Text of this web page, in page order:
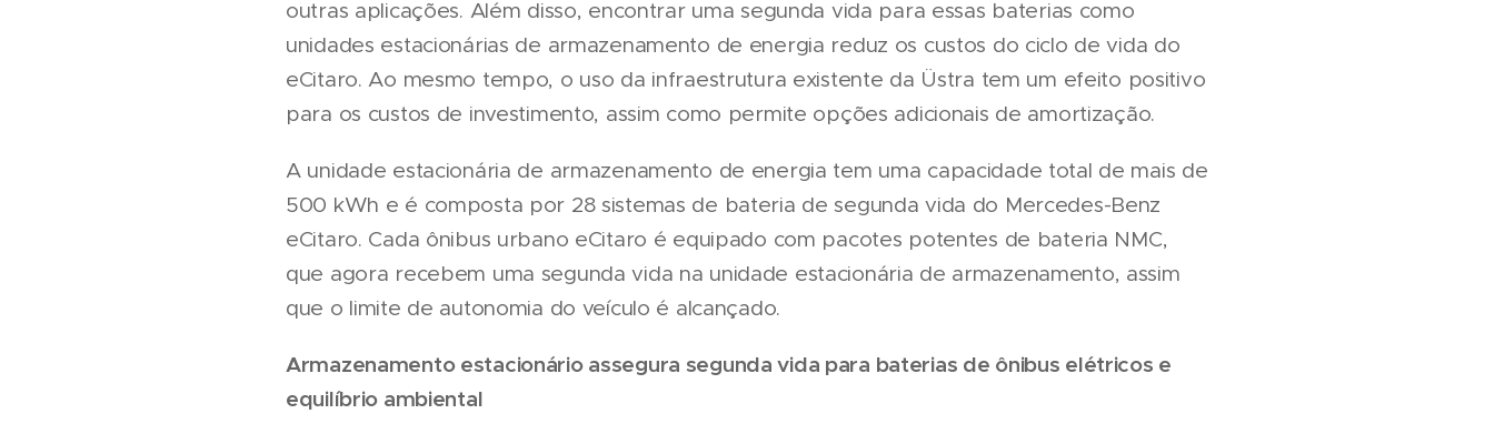
outras aplicações. Além disso, encontrar uma segunda vida para essas baterias como
unidades estacionárias de armazenamento de energia reduz os custos do ciclo de vida do
eCitaro. Ao mesmo tempo, o uso da infraestrutura existente da Üstra tem um efeito positivo
para os custos de investimento, assim como permite opções adicionais de amortização.
A unidade estacionária de armazenamento de energia tem uma capacidade total de mais de
500 kWh e é composta por 28 sistemas de bateria de segunda vida do Mercedes-Benz
eCitaro. Cada ônibus urbano eCitaro é equipado com pacotes potentes de bateria NMC,
que agora recebem uma segunda vida na unidade estacionária de armazenamento, assim
que o limite de autonomia do veículo é alcançado.
Armazenamento estacionário assegura segunda vida para baterias de ônibus elétricos e
equilíbrio ambiental